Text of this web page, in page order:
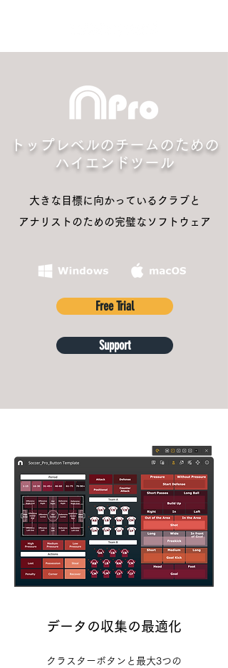
トップレベルのチームのための
ハイエンドツール
大きな目標に向かっているクラブと
アナリストのための完璧なソフトウェア
Free Trial
Support
データの収集の最適化
クラスターボタンと最大3つの